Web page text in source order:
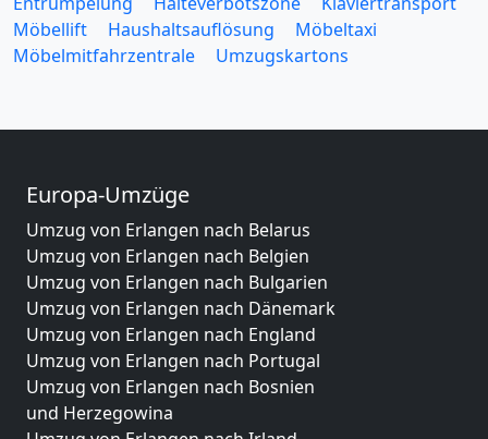
Möbellift
Haushaltsauflösung
Möbeltaxi
Möbelmitfahrzentrale
Umzugskartons
Europa-Umzüge
Umzug von Erlangen nach Belarus
Umzug von Erlangen nach Belgien
Umzug von Erlangen nach Bulgarien
Umzug von Erlangen nach Dänemark
Umzug von Erlangen nach England
Umzug von Erlangen nach Portugal
Umzug von Erlangen nach Bosnien
und Herzegowina